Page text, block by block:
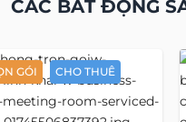
đường Nguyễn Thị Minh
Nguyễn Thị Minh Khai,
Khai, Quận 3, Tp. Hồ Chí
Thị Minh Khai và
vẫn đông đúc, xe chạy
lòng thảnh thơi giữa